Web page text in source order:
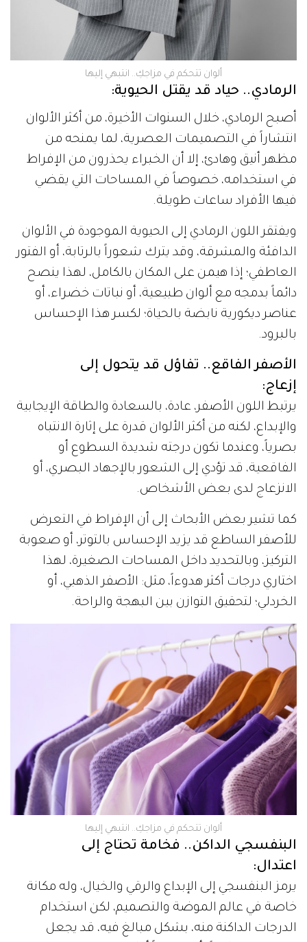
ألوان تتحكم في مزاجكِ.. انتبهي إليها
الرمادي.. حياد قد يقتل الحيوية:
أصبح الرمادي، خلال السنوات الأخيرة، من أكثر الألوان
انتشاراً في التصميمات العصرية، لما يمنحه من
مظهر أنيق وهادئ، إلا أن الخبراء يحذرون من الإفراط
في استخدامه، خصوصاً في المساحات التي يقضي
فيها الأفراد ساعات طويلة.
ويفتقر اللون الرمادي إلى الحيوية الموجودة في الألوان
الدافئة والمشرقة، وقد يترك شعوراً بالرتابة، أو الفتور
العاطفي؛ إذا هيمن على المكان بالكامل، لهذا ينصح
دائماً بدمجه مع ألوان طبيعية، أو نباتات خضراء، أو
عناصر ديكورية نابضة بالحياة؛ لكسر هذا الإحساس
بالبرود.
الأصفر الفاقع.. تفاؤل قد يتحول إلى
إزعاج:
يرتبط اللون الأصفر، عادة، بالسعادة والطاقة الإيجابية
والإبداع، لكنه من أكثر الألوان قدرة على إثارة الانتباه
بصرياً، وعندما تكون درجته شديدة السطوع أو
الفاقعية، قد تؤدي إلى الشعور بالإجهاد البصري، أو
الانزعاج لدى بعض الأشخاص.
كما تشير بعض الأبحاث إلى أن الإفراط في التعرض
للأصفر الساطع قد يزيد الإحساس بالتوتر، أو صعوبة
التركيز، وبالتحديد داخل المساحات الصغيرة، لهذا
اختاري درجات أكثر هدوءاً، مثل: الأصفر الذهبي، أو
الخردلي؛ لتحقيق التوازن بين البهجة والراحة.
ألوان تتحكم في مزاجكِ.. انتبهي إليها
البنفسجي الداكن.. فخامة تحتاج إلى
اعتدال:
يرمز البنفسجي إلى الإبداع والرقي والخيال، وله مكانة
خاصة في عالم الموضة والتصميم، لكن استخدام
الدرجات الداكنة منه، بشكل مبالغ فيه، قد يجعل